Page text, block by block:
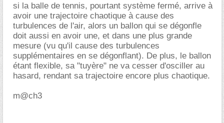
si la balle de tennis, pourtant système fermé, arrive à
avoir une trajectoire chaotique à cause des
turbulences de l'air, alors un ballon qui se dégonfle
doit aussi en avoir une, et dans une plus grande
mesure (vu qu'il cause des turbulences
supplémentaires en se dégonflant). De plus, le ballon
étant flexible, sa "tuyère" ne va cesser d'osciller au
hasard, rendant sa trajectoire encore plus chaotique.
m@ch3